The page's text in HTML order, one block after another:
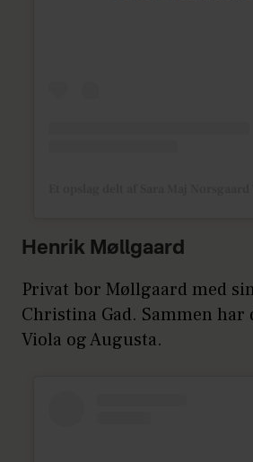
Henrik Møllgaard
Privat bor Møllgaard med
Christina Gad. Sammen har
Viola og Augusta.